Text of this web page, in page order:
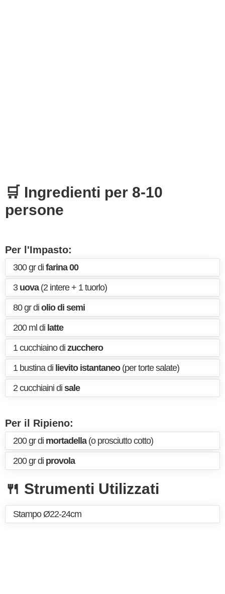
🛒 Ingredienti per 8-10
persone
Per l'Impasto:
300 gr di farina 00
3 uova(2 intere + 1 tuorlo)
80 gr di olio di semi
200 ml di latte
1 cucchiaino di zucchero
1 bustina di lievito istantaneo(per torte salate)
2 cucchiaini di sale
Per il Ripieno:
200 gr di mortadella(o prosciutto cotto)
200 gr di provola
🍴 Strumenti Utilizzati
Stampo Ø22-24cm